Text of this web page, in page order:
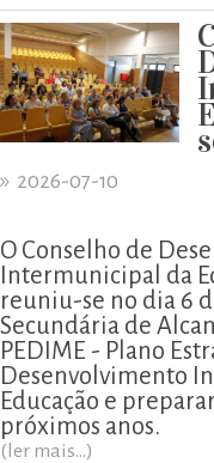
» 2026-07-10
O Conselho de
Intermunicipal da
reuniu-se no dia 6
Secundária de
PEDIME - Plano
Desenvolvimento
Educação e
próximos anos.
(ler mais...)